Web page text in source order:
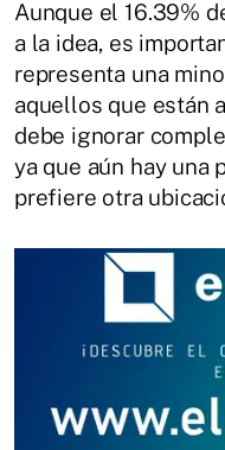
Aunque el 16.39%
a la idea, es
representa una
aquellos que están
debe ignorar
ya que aún hay una
prefiere otra